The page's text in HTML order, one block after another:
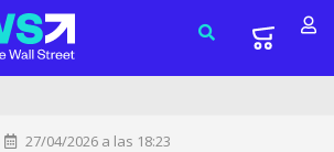
27/04/2026 a las 18:23